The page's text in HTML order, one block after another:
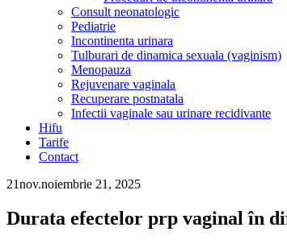
Consult neonatologic
Pediatrie
Incontinenta urinara
Tulburari de dinamica sexuala (vaginism)
Menopauza
Rejuvenare vaginala
Recuperare postnatala
Infectii vaginale sau urinare recidivante
Hifu
Tarife
Contact
21nov.noiembrie 21, 2025
Durata efectelor prp vaginal în